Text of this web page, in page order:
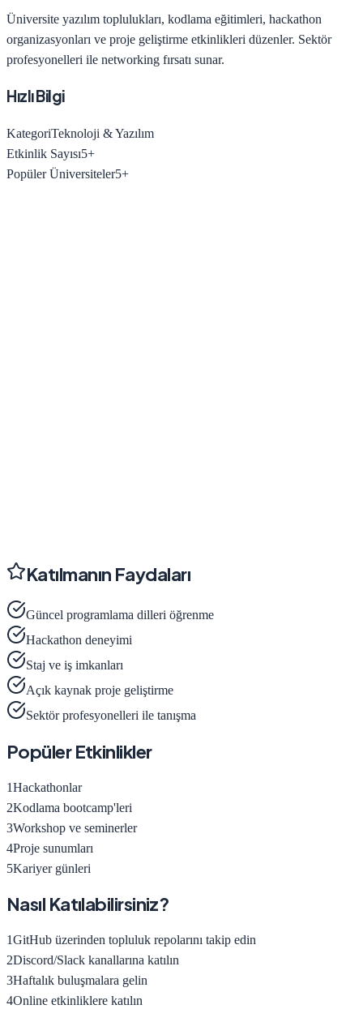
Üniversite yazılım toplulukları, kodlama eğitimleri, hackathon
organizasyonları ve proje geliştirme etkinlikleri düzenler. Sektör
profesyonelleri ile networking fırsatı sunar.
Hızlı Bilgi
KategoriTeknoloji & Yazılım
Etkinlik Sayısı5+
Popüler Üniversiteler5+
Katılmanın Faydaları
Güncel programlama dilleri öğrenme
Hackathon deneyimi
Staj ve iş imkanları
Açık kaynak proje geliştirme
Sektör profesyonelleri ile tanışma
Popüler Etkinlikler
1Hackathonlar
2Kodlama bootcamp'leri
3Workshop ve seminerler
4Proje sunumları
5Kariyer günleri
Nasıl Katılabilirsiniz?
1GitHub üzerinden topluluk repolarını takip edin
2Discord/Slack kanallarına katılın
3Haftalık buluşmalara gelin
4Online etkinliklere katılın